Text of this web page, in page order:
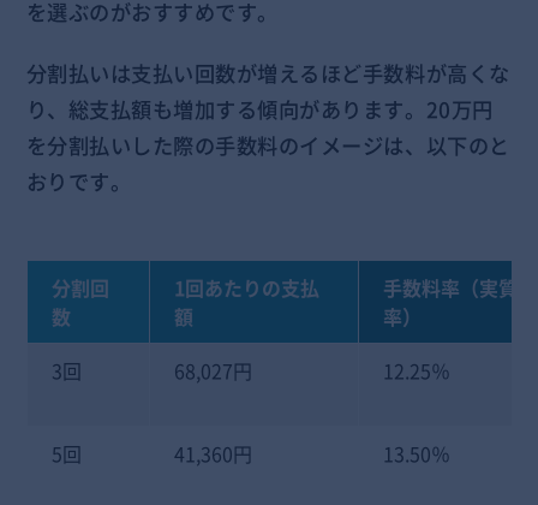
を選ぶのがおすすめです。
分割払いは支払い回数が増えるほど手数料が高くな
り、総支払額も増加する傾向があります。20万円
を分割払いした際の手数料のイメージは、以下のと
おりです。
分割回
数
1回あたりの支払
額
手数料率（実質年
率）
3回
68,027円 12.25％
5回 41,360円 13.50％